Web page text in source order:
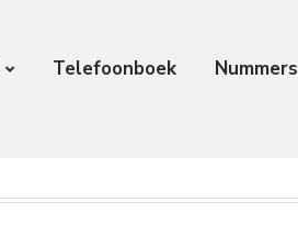
Telefoonboek Nummers